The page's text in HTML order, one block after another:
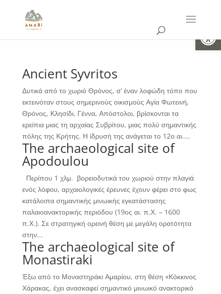
Ancient Syvritos
Δυτικά από το χωριό Θρόνος, σ’ έναν λοφώδη τόπο που
εκτεινόταν στους σημερινούς οικισμούς Αγία Φωτεινή,
Θρόνος, Κλησίδι, Γέννα, Απόστολοι, βρίσκονται τα
ερείπια μιας τη αρχαίας Συβρίτου, μιας πολύ σημαντικής
πόλης της Κρήτης. Η ίδρυσή της ανάγεται το 12ο αι....
The archaeological site of
Apodoulou
Περίπου 1 χλμ. βορειοδυτικά του χωριού στην πλαγιά
ενός λόφου, αρχαιολογικές έρευνες έχουν φέρει στο φως
κατάλοιπα σημαντικής μινωικής εγκατάστασης
παλαιοανακτορικής περιόδου (19ος αι. π.Χ. – 1600
π.Χ.). Σε στρατηγική ορεινή θέση με μεγάλη ορατότητα
στην...
The archaeological site of
Monastiraki
Έξω από το Μοναστηράκι Αμαρίου, στη θέση «Κόκκινος
Χάρακας, έχει ανασκαφεί σημαντικό μινωικό ανακτορικό